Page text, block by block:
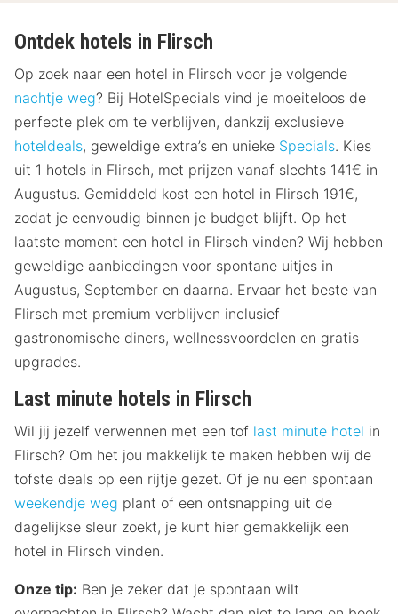
Ontdek hotels in Flirsch
Op zoek naar een hotel in Flirsch voor je volgende
nachtje weg? Bij HotelSpecials vind je moeiteloos de
perfecte plek om te verblijven, dankzij exclusieve
hoteldeals, geweldige extra’s en unieke Specials. Kies
uit 1 hotels in Flirsch, met prijzen vanaf slechts 141€ in
Augustus. Gemiddeld kost een hotel in Flirsch 191€,
zodat je eenvoudig binnen je budget blijft. Op het
laatste moment een hotel in Flirsch vinden? Wij hebben
geweldige aanbiedingen voor spontane uitjes in
Augustus, September en daarna. Ervaar het beste van
Flirsch met premium verblijven inclusief
gastronomische diners, wellnessvoordelen en gratis
upgrades.
Last minute hotels in Flirsch
Wil jij jezelf verwennen met een tof last minute hotel in
Flirsch? Om het jou makkelijk te maken hebben wij de
tofste deals op een rijtje gezet. Of je nu een spontaan
weekendje weg plant of een ontsnapping uit de
dagelijkse sleur zoekt, je kunt hier gemakkelijk een
hotel in Flirsch vinden.
Onze tip: Ben je zeker dat je spontaan wilt